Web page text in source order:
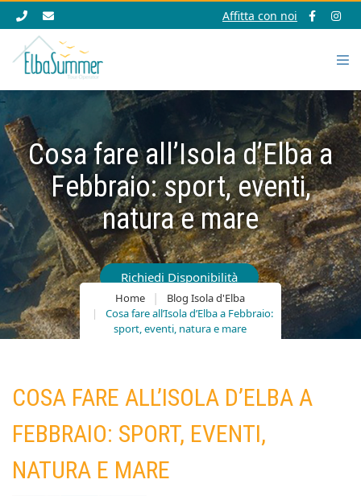
Affitta con noi
Cosa fare all’Isola d’Elba a
Febbraio: sport, eventi,
natura e mare
Richiedi Disponibilità
Home
Blog Isola d'Elba
Cosa fare all’Isola d’Elba a Febbraio:
sport, eventi, natura e mare
COSA FARE ALL’ISOLA D’ELBA A
FEBBRAIO: SPORT, EVENTI,
NATURA E MARE